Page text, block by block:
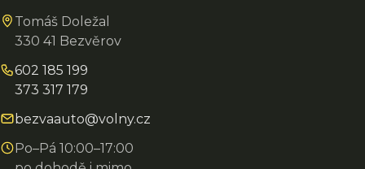
Tomáš Doležal
330 41 Bezvěrov
602 185 199
373 317 179
bezvaauto@volny.cz
Po–Pá 10:00–17:00